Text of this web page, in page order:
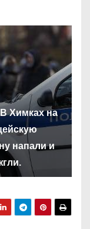
Химках на
напали и